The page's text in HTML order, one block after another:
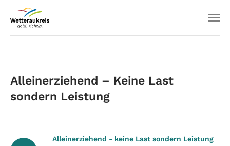
Alleinerziehend – Keine Last
sondern Leistung
Alleinerziehend - keine Last sondern Leistung